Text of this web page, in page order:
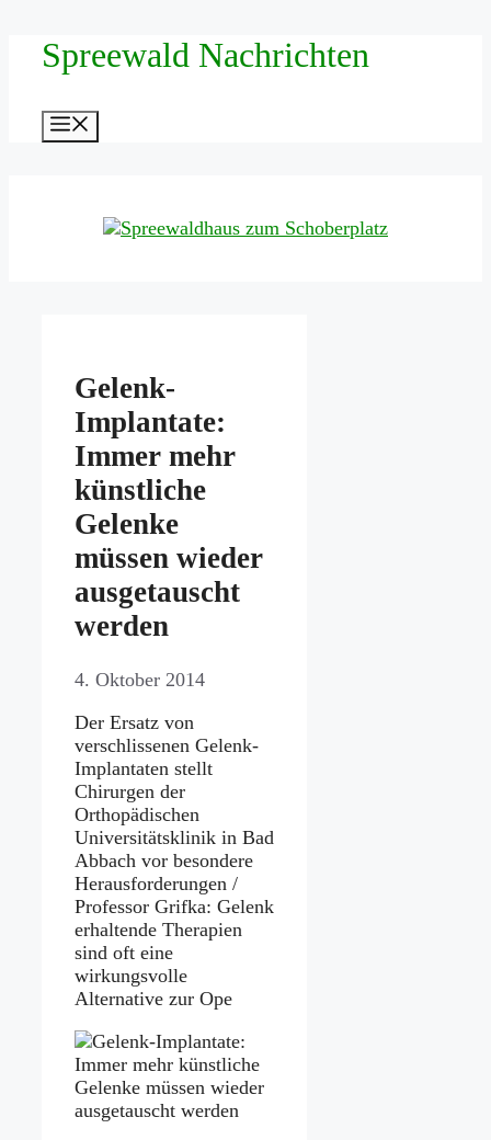
Zum
InhaltSpreewald Nachrichten
Gelenk-
Implantate:
Immer mehr
künstliche
Gelenke
müssen wieder
ausgetauscht
werden
4. Oktober 2014
Der Ersatz von
verschlissenen Gelenk-
Implantaten stellt
Chirurgen der
Orthopädischen
Universitätsklinik in Bad
Abbach vor besondere
Herausforderungen /
Professor Grifka: Gelenk
erhaltende Therapien
sind oft eine
wirkungsvolle
Alternative zur Ope